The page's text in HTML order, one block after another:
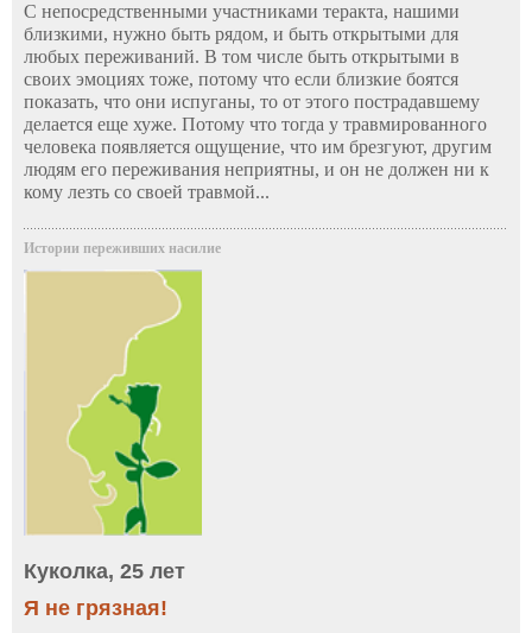
С непосредственными участниками теракта, нашими
близкими, нужно быть рядом, и быть открытыми для
любых переживаний. В том числе быть открытыми в
своих эмоциях тоже, потому что если близкие боятся
показать, что они испуганы, то от этого пострадавшему
делается еще хуже. Потому что тогда у травмированного
человека появляется ощущение, что им брезгуют, другим
людям его переживания неприятны, и он не должен ни к
кому лезть со своей травмой...
Истории переживших насилие
Куколка, 25 лет
Я не грязная!